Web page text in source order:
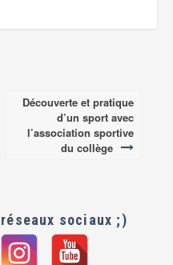
Découverte et pratique
d’un sport avec
l’association sportive
du collège
sociaux ;)